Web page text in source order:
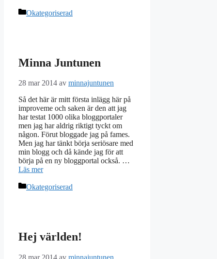
Kategorier
Okategoriserad
Minna Juntunen
28 mar 2014 av minnajuntunen
Så det här är mitt första inlägg här på
improveme och saken är den att jag
har testat 1000 olika bloggportaler
men jag har aldrig riktigt tyckt om
någon. Förut bloggade jag på fames.
Men jag har tänkt börja seriösare med
min blogg och då kände jag för att
börja på en ny bloggportal också. …
Läs mer
Kategorier
Okategoriserad
Hej världen!